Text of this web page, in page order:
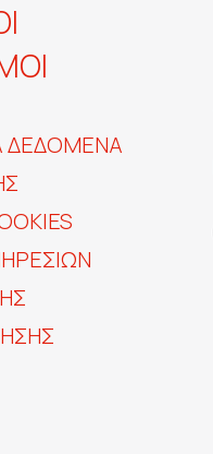
ΔΕΔΟΜΈΝΑ